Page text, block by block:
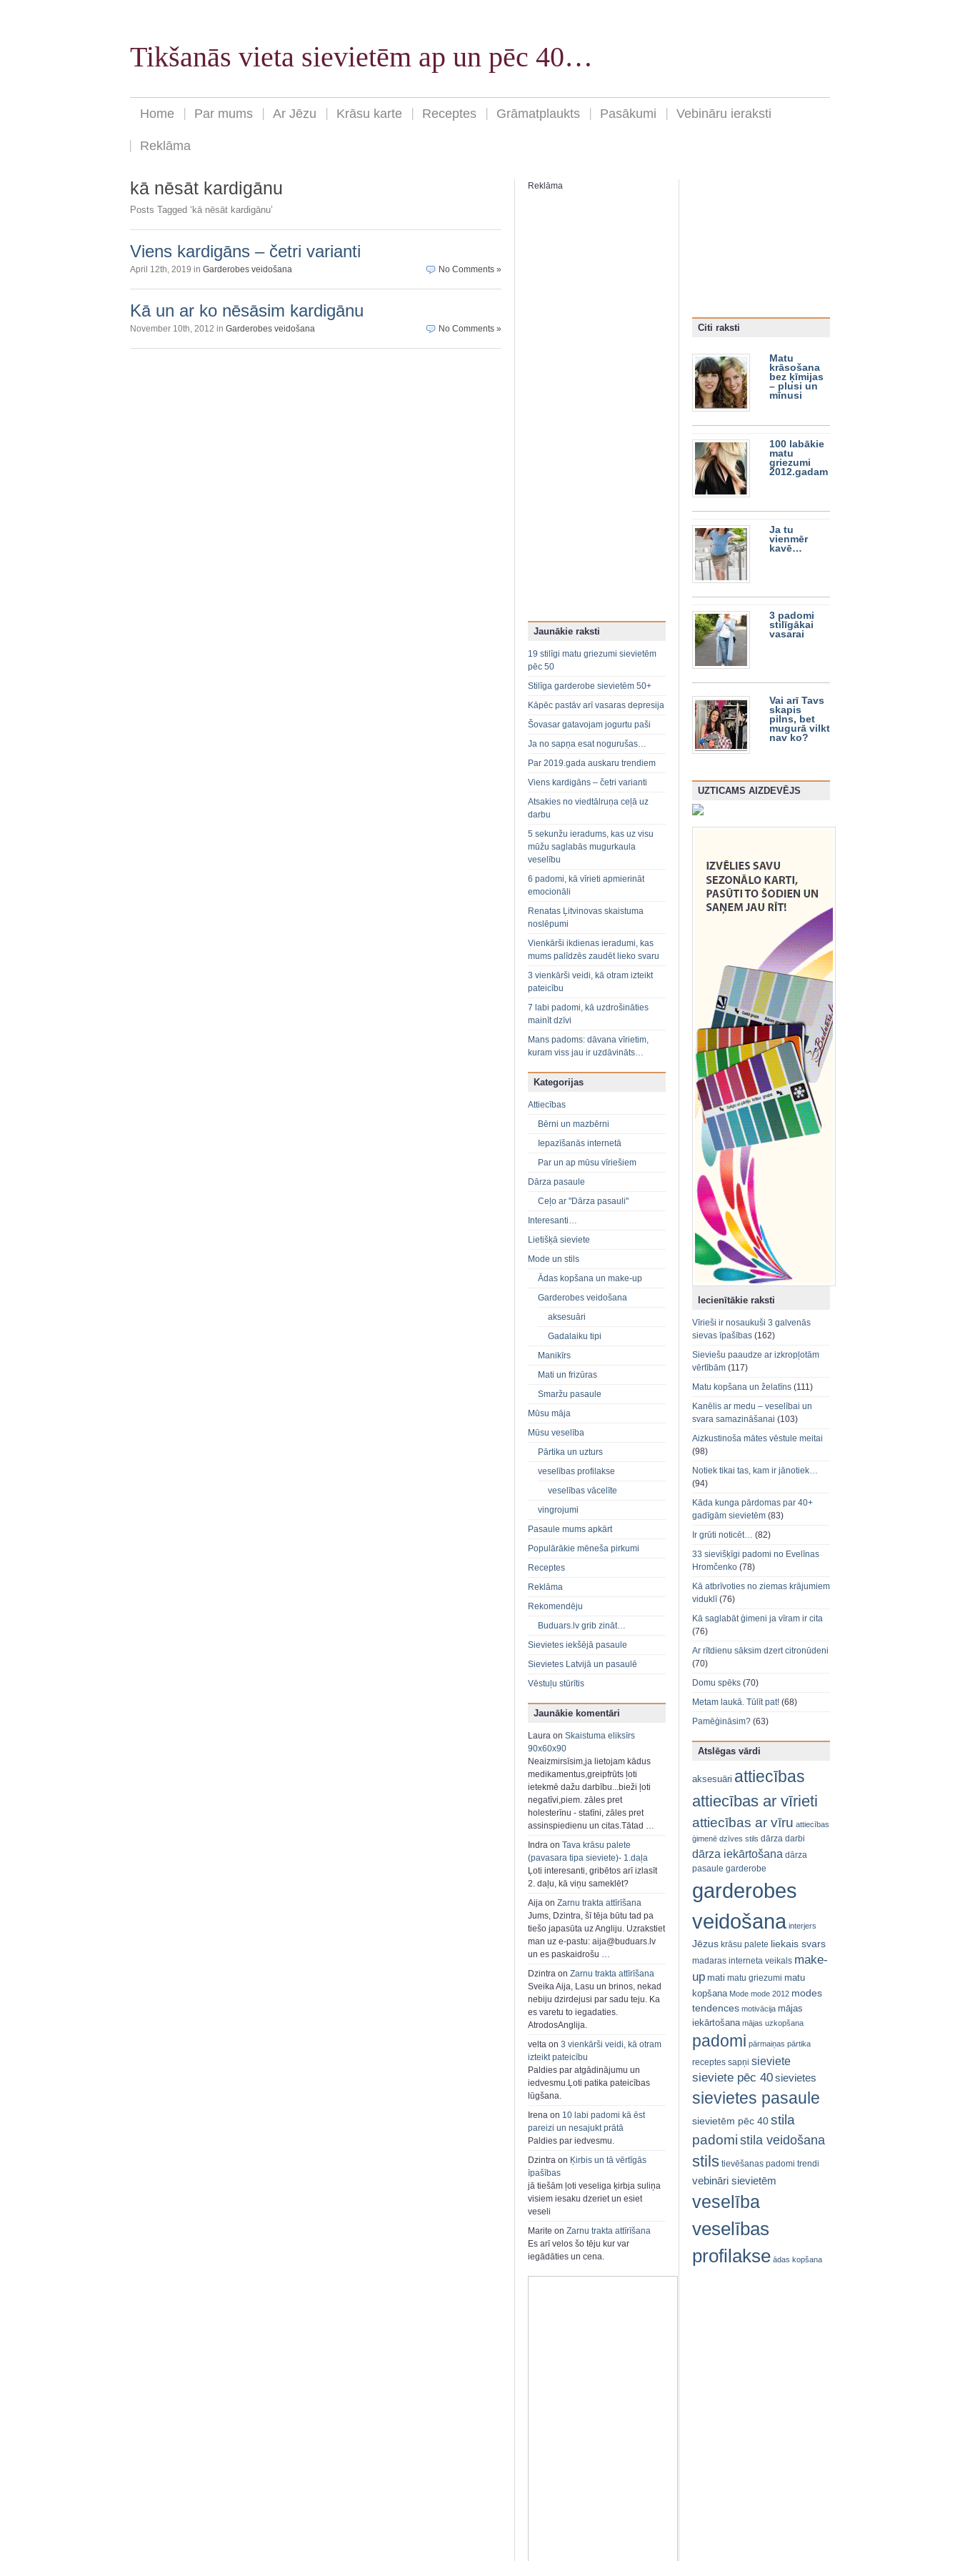
Tikšanās vieta sievietēm ap un pēc 40…
Home Par mums Ar Jēzu Krāsu karte Receptes Grāmatplaukts Pasākumi Vebināru ieraksti
Reklāma
kā nēsāt kardigānu
Posts Tagged ‘kā nēsāt kardigānu’
Viens kardigāns – četri varianti
April 12th, 2019 in Garderobes veidošana No Comments »
Kā un ar ko nēsāsim kardigānu
November 10th, 2012 in Garderobes veidošana No Comments »
Reklāma
Jaunākie raksti
19 stilīgi matu griezumi sievietēm
pēc 50
Stilīga garderobe sievietēm 50+
Kāpēc pastāv arī vasaras depresija
Šovasar gatavojam jogurtu paši
Ja no sapņa esat nogurušas…
Par 2019.gada auskaru trendiem
Viens kardigāns – četri varianti
Atsakies no viedtālruņa ceļā uz
darbu
5 sekunžu ieradums, kas uz visu
mūžu saglabās mugurkaula
veselību
6 padomi, kā vīrieti apmierināt
emocionāli
Renatas Ļitvinovas skaistuma
noslēpumi
Vienkārši ikdienas ieradumi, kas
mums palīdzēs zaudēt lieko svaru
3 vienkārši veidi, kā otram izteikt
pateicību
7 labi padomi, kā uzdrošināties
mainīt dzīvi
Mans padoms: dāvana vīrietim,
kuram viss jau ir uzdāvināts…
Kategorijas
Attiecības
Bērni un mazbērni
Iepazīšanās internetā
Par un ap mūsu vīriešiem
Dārza pasaule
Ceļo ar "Dārza pasauli"
Interesanti…
Lietišķā sieviete
Mode un stils
Ādas kopšana un make-up
Garderobes veidošana
aksesuāri
Gadalaiku tipi
Manikīrs
Mati un frizūras
Smaržu pasaule
Mūsu māja
Mūsu veselība
Pārtika un uzturs
veselības profilakse
veselības vācelīte
vingrojumi
Pasaule mums apkārt
Populārākie mēneša pirkumi
Receptes
Reklāma
Rekomendēju
Buduars.lv grib zināt…
Sievietes iekšējā pasaule
Sievietes Latvijā un pasaulē
Vēstuļu stūrītis
Jaunākie komentāri
Laura on Skaistuma eliksīrs
90x60x90
Neaizmirsīsim,ja lietojam kādus
medikamentus,greipfrūts ļoti
ietekmē dažu darbību...bieži ļoti
negatīvi,piem. zāles pret
holesterīnu - statīni, zāles pret
assinspiedienu un citas.Tātad …
Indra on Tava krāsu palete
(pavasara tipa sieviete)- 1.daļa
Ļoti interesanti, gribētos arī izlasīt
2. daļu, kā viņu sameklēt?
Aija on Zarnu trakta attīrīšana
Jums, Dzintra, šī tēja būtu tad pa
tiešo japasūta uz Angliju. Uzrakstiet
man uz e-pastu: aija@buduars.lv
un es paskaidrošu …
Dzintra on Zarnu trakta attīrīšana
Sveika Aija, Lasu un brinos, nekad
nebiju dzirdejusi par sadu teju. Ka
es varetu to iegadaties.
AtrodosAnglija.
velta on 3 vienkārši veidi, kā otram
izteikt pateicību
Paldies par atgādinājumu un
iedvesmu.Ļoti patika pateicības
lūgšana.
Irena on 10 labi padomi kā ēst
pareizi un nesajukt prātā
Paldies par iedvesmu.
Dzintra on Ķirbis un tā vērtīgās
īpašības
jā tiešām ļoti veseliga ķirbja suliņa
visiem iesaku dzeriet un esiet
veseli
Marite on Zarnu trakta attīrīšana
Es arī velos šo tēju kur var
iegādāties un cena.
Citi raksti
Matu
krāsošana
bez ķīmijas
– plusi un
mīnusi
100 labākie
matu
griezumi
2012.gadam
Ja tu
vienmēr
kavē…
3 padomi
stilīgākai
vasarai
Vai arī Tavs
skapis
pilns, bet
mugurā vilkt
nav ko?
UZTICAMS AIZDEVĒJS
Iecienītākie raksti
Vīrieši ir nosaukuši 3 galvenās
sievas īpašības (162)
Sieviešu paaudze ar izkropļotām
vērtībām (117)
Matu kopšana un želatīns (111)
Kanēlis ar medu – veselībai un
svara samazināšanai (103)
Aizkustinoša mātes vēstule meitai
(98)
Notiek tikai tas, kam ir jānotiek…
(94)
Kāda kunga pārdomas par 40+
gadīgām sievietēm (83)
Ir grūti noticēt… (82)
33 sievišķīgi padomi no Evelīnas
Hromčenko (78)
Kā atbrīvoties no ziemas krājumiem
viduklī(76)
Kā saglabāt ģimeni ja vīram ir cita
(76)
Ar rītdienu sāksim dzert citronūdeni
(70)
Domu spēks (70)
Metam laukā. Tūlīt pat! (68)
Pamēģināsim? (63)
Atslēgas vārdi
aksesuāri attiecības
attiecības ar vīrieti
attiecības ar vīru attiecības
ģimenē dzīves stils dārza darbi
dārza iekārtošana dārza
pasaule garderobe
garderobes
veidošana interjers
Jēzus krāsu palete liekais svars
madaras interneta veikals make-
up mati matu griezumi matu
kopšana Mode mode 2012 modes
tendences motivācija mājas
iekārtošana mājas uzkopšana
padomi pārmaiņas pārtika
receptes sapņi sieviete
sieviete pēc 40sievietes
sievietes pasaule
sievietēm pēc 40stila
padomistila veidošana
stils tievēšanas padomi trendi
vebināri sievietēm
veselība
veselības
profilakse ādas kopšana